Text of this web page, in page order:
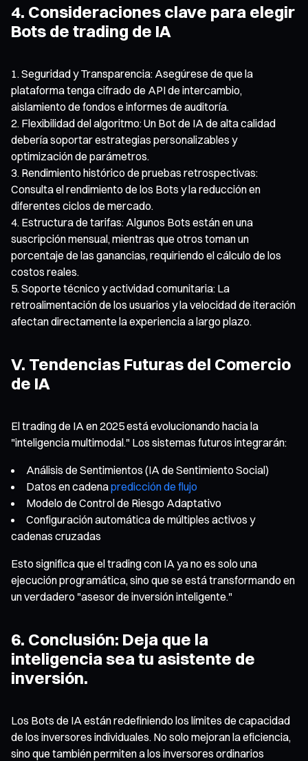
4. Consideraciones clave para elegir
Bots de trading de IA
Seguridad y Transparencia: Asegúrese de que la
plataforma tenga cifrado de API de intercambio,
aislamiento de fondos e informes de auditoría.
Flexibilidad del algoritmo: Un Bot de IA de alta calidad
debería soportar estrategias personalizables y
optimización de parámetros.
Rendimiento histórico de pruebas retrospectivas:
Consulta el rendimiento de los Bots y la reducción en
diferentes ciclos de mercado.
Estructura de tarifas: Algunos Bots están en una
suscripción mensual, mientras que otros toman un
porcentaje de las ganancias, requiriendo el cálculo de los
costos reales.
Soporte técnico y actividad comunitaria: La
retroalimentación de los usuarios y la velocidad de iteración
afectan directamente la experiencia a largo plazo.
V. Tendencias Futuras del Comercio
de IA
El trading de IA en 2025 está evolucionando hacia la
"inteligencia multimodal." Los sistemas futuros integrarán:
Análisis de Sentimientos (IA de Sentimiento Social)
Datos en cadenapredicción de flujo
Modelo de Control de Riesgo Adaptativo
Configuración automática de múltiples activos y
cadenas cruzadas
Esto significa que el trading con IA ya no es solo una
ejecución programática, sino que se está transformando en
un verdadero "asesor de inversión inteligente."
6. Conclusión: Deja que la
inteligencia sea tu asistente de
inversión.
Los Bots de IA están redefiniendo los límites de capacidad
de los inversores individuales. No solo mejoran la eficiencia,
sino que también permiten a los inversores ordinarios